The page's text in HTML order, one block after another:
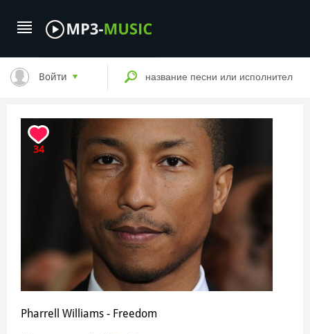
Войти
34
Pharrell Williams - Freedom